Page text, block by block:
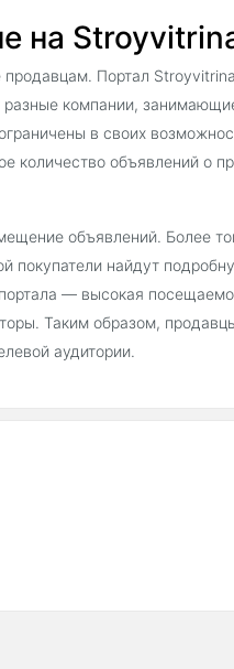
на
Портал
разные компании,
в своих
количество объявлений о
объявлений. Более
покупатели найдут
— высокая
Таким образом,
аудитории.